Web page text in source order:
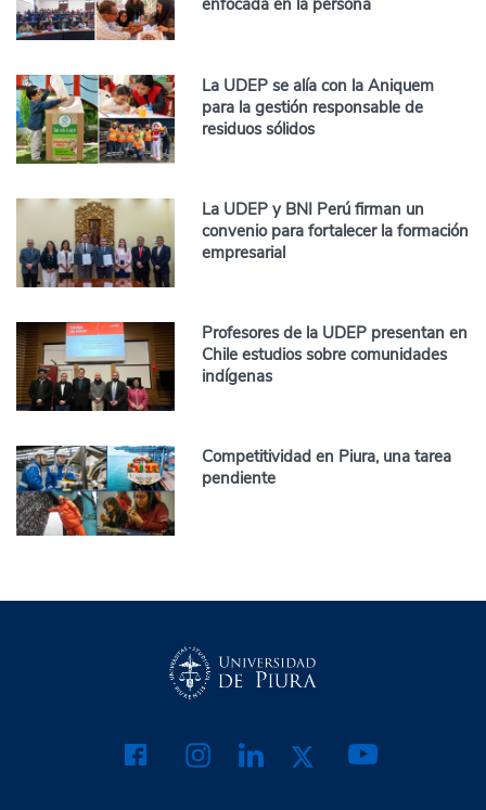
enfocada en la persona
La UDEP se alía con la Aniquem
para la gestión responsable de
residuos sólidos
La UDEP y BNI Perú firman un
convenio para fortalecer la formación
empresarial
Profesores de la UDEP presentan en
Chile estudios sobre comunidades
indígenas
Competitividad en Piura, una tarea
pendiente